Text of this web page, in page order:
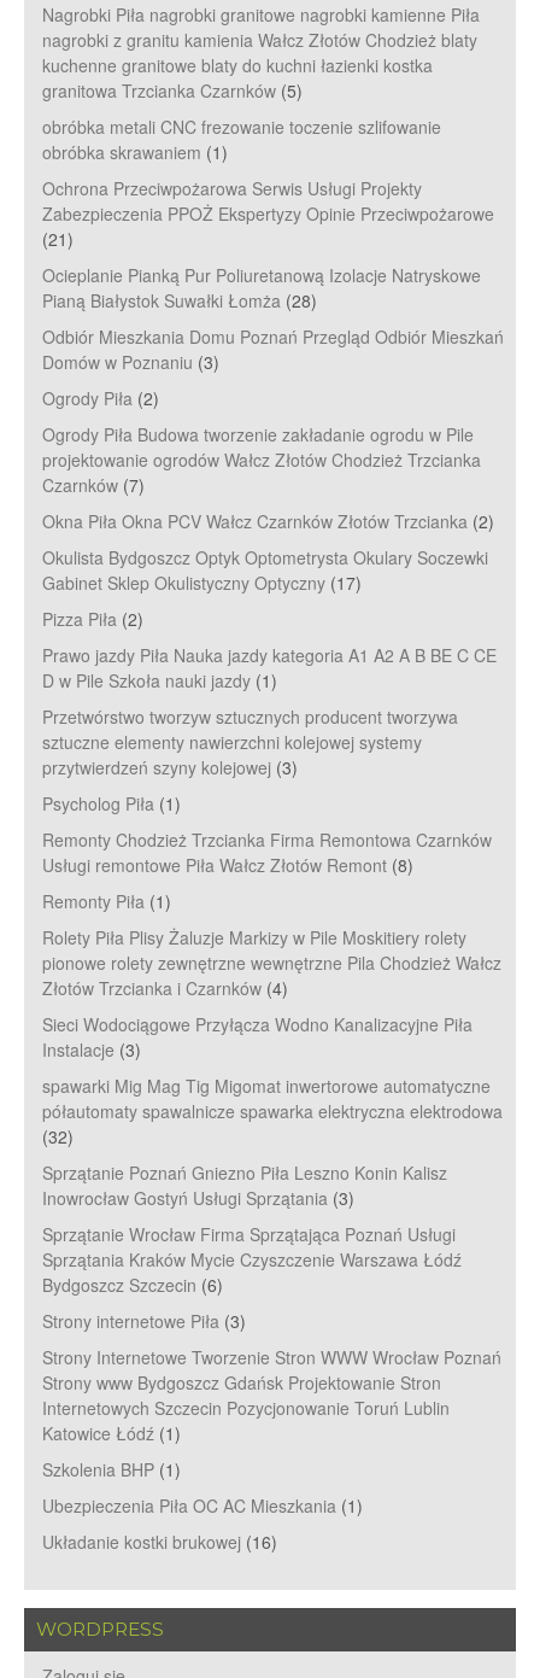
Nagrobki Piła nagrobki granitowe nagrobki kamienne Piła
nagrobki z granitu kamienia Wałcz Złotów Chodzież blaty
kuchenne granitowe blaty do kuchni łazienki kostka
granitowa Trzcianka Czarnków (5)
obróbka metali CNC frezowanie toczenie szlifowanie
obróbka skrawaniem (1)
Ochrona Przeciwpożarowa Serwis Usługi Projekty
Zabezpieczenia PPOŻ Ekspertyzy Opinie Przeciwpożarowe
(21)
Ocieplanie Pianką Pur Poliuretanową Izolacje Natryskowe
Pianą Białystok Suwałki Łomża (28)
Odbiór Mieszkania Domu Poznań Przegląd Odbiór Mieszkań
Domów w Poznaniu (3)
Ogrody Piła (2)
Ogrody Piła Budowa tworzenie zakładanie ogrodu w Pile
projektowanie ogrodów Wałcz Złotów Chodzież Trzcianka
Czarnków (7)
Okna Piła Okna PCV Wałcz Czarnków Złotów Trzcianka (2)
Okulista Bydgoszcz Optyk Optometrysta Okulary Soczewki
Gabinet Sklep Okulistyczny Optyczny (17)
Pizza Piła (2)
Prawo jazdy Piła Nauka jazdy kategoria A1 A2 A B BE C CE
D‎ w Pile Szkoła nauki jazdy (1)
Przetwórstwo tworzyw sztucznych producent tworzywa
sztuczne elementy nawierzchni kolejowej systemy
przytwierdzeń szyny kolejowej (3)
Psycholog Piła (1)
Remonty Chodzież Trzcianka Firma Remontowa Czarnków
Usługi remontowe Piła Wałcz Złotów Remont (8)
Remonty Piła (1)
Rolety Piła Plisy Żaluzje Markizy w Pile Moskitiery rolety
pionowe rolety zewnętrzne wewnętrzne Pila Chodzież Wałcz
Złotów Trzcianka i Czarnków (4)
Sieci Wodociągowe Przyłącza Wodno Kanalizacyjne Piła
Instalacje (3)
spawarki Mig Mag Tig Migomat inwertorowe automatyczne
półautomaty spawalnicze spawarka elektryczna elektrodowa
(32)
Sprzątanie Poznań Gniezno Piła Leszno Konin Kalisz
Inowrocław Gostyń Usługi Sprzątania (3)
Sprzątanie Wrocław Firma Sprzątająca Poznań Usługi
Sprzątania Kraków Mycie Czyszczenie Warszawa Łódź
Bydgoszcz Szczecin (6)
Strony internetowe Piła (3)
Strony Internetowe Tworzenie Stron WWW Wrocław Poznań
Strony www Bydgoszcz Gdańsk Projektowanie Stron
Internetowych Szczecin Pozycjonowanie Toruń Lublin
Katowice Łódź (1)
Szkolenia BHP (1)
Ubezpieczenia Piła OC AC Mieszkania (1)
Układanie kostki brukowej (16)
WORDPRESS